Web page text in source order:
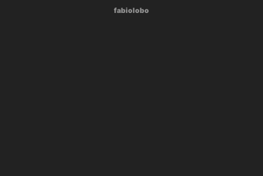
fabiolobo